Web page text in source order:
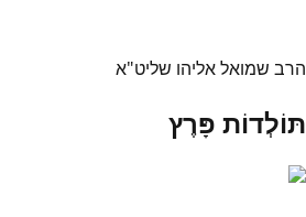
הרב שמואל אליהו שליט"א
תּוֹלְדוֹת פָּרֶץ